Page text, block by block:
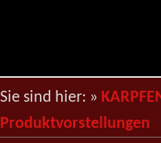
Sie sind hier: »
Produktvorstellungen